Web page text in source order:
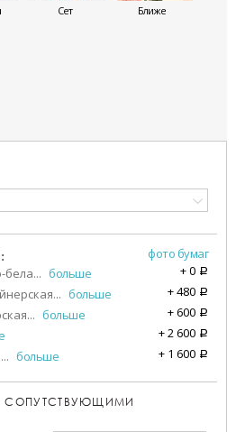
Сет Ближе
фото бумаг
бела... больше +0 a
... больше +480 a
... больше +600 a
+2 600 a
... больше + 1 600 a
СОПУТСТВУЮЩИМИ